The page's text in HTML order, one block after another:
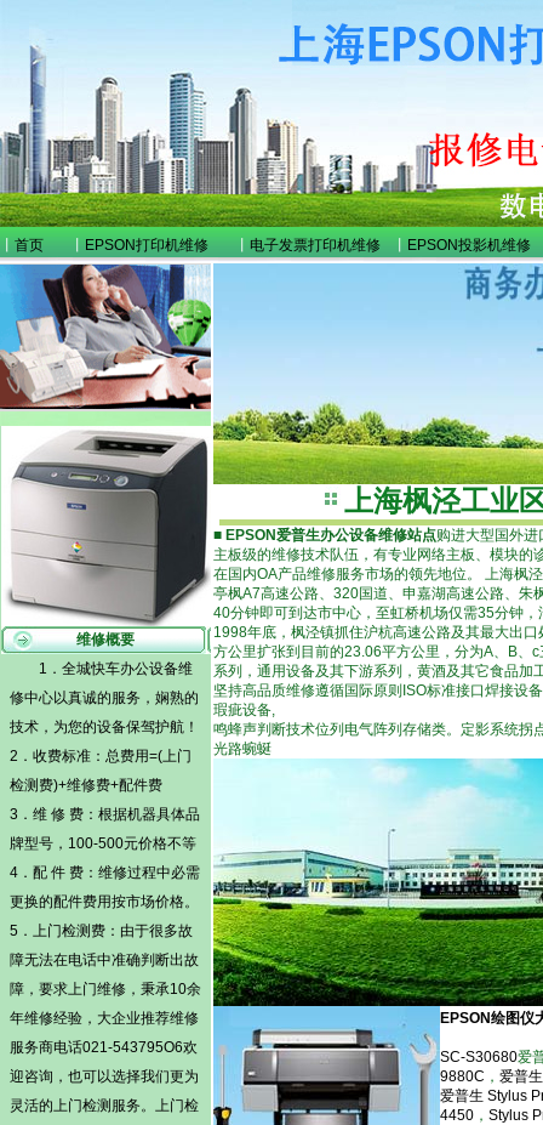
首页 EPSON打印机维修 电子发票打印机维修 EPSON投影机维修
维修概要
1．全城快车办公设备维
修中心以真诚的服务，娴熟的
技术，为您的设备保驾护航！
2．收费标准：总费用=(上门
检测费)+维修费+配件费
3．维 修 费：根据机器具体品
牌型号，100-500元价格不等
4．配 件 费：维修过程中必需
更换的配件费用按市场价格。
5． 上门检测费 ：由于很多故
障无法在电话中准确判断出故
障，要求上门维修，秉承10余
年维修经验，大企业推荐维修
服务商电话021-543795O6欢
迎咨询，也可以选择我们更为
灵活的上门检测 服务。 上门检
上海枫泾工业
■ EPSON爱普生办公设备维修站点购进大型国外进
主板级的维修技术队伍，有专业网络主板、模块
在国内OA产品维修服务市场的领先地位。 上海枫
亭枫A7高速公路、320国道、申嘉湖高速公路、朱
40分钟即可到达市中心，至虹桥机场仅需35分钟
1998年底，枫泾镇抓住沪杭高速公路及其最大出
方公里扩张到目前的23.06平方公里，分为A、B、
系列，通用设备及其下游系列，黄酒及其它食品加
坚持高品质维修遵循国际原则ISO标准接口焊接设
瑕疵设备,
鸣蜂声判断技术位列电气阵列存储类。定影系统拐
光路蜿蜒
EPSON绘图仪
SC-S30680爱
9880C ， 爱普
爱普生 Stylus
4450， Stylus